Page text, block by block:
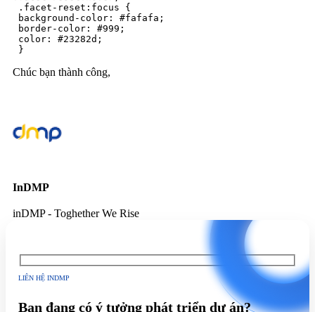
.facet-reset:focus {
background-color: #fafafa;
border-color: #999;
color: #23282d;
}
Chúc bạn thành công,
InDMP
inDMP - Toghether We Rise
LIÊN HỆ INDMP
Bạn đang có ý tưởng phát triển dự án?